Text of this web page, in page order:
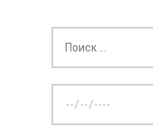
дату: